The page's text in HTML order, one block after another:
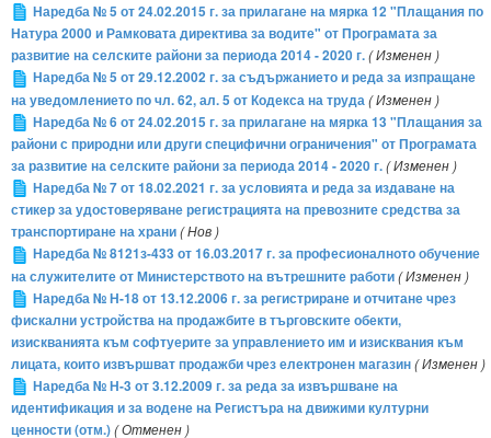
Наредба № 5 от 24.02.2015 г. за прилагане на мярка 12 "Плащания по
Натура 2000 и Рамковата директива за водите" от Програмата за
развитие на селските райони за периода 2014 - 2020 г.( Изменен )
Наредба № 5 от 29.12.2002 г. за съдържанието и реда за изпращане
на уведомлението по чл. 62, ал. 5 от Кодекса на труда( Изменен )
Наредба № 6 от 24.02.2015 г. за прилагане на мярка 13 "Плащания за
райони с природни или други специфични ограничения" от Програмата
за развитие на селските райони за периода 2014 - 2020 г.( Изменен )
Наредба № 7 от 18.02.2021 г. за условията и реда за издаване на
стикер за удостоверяване регистрацията на превозните средства за
транспортиране на храни( Нов )
Наредба № 8121з-433 от 16.03.2017 г. за професионалното обучение
на служителите от Министерството на вътрешните работи( Изменен )
Наредба № Н-18 от 13.12.2006 г. за регистриране и отчитане чрез
фискални устройства на продажбите в търговските обекти,
изискванията към софтуерите за управлението им и изисквания към
лицата, които извършват продажби чрез електронен магазин( Изменен )
Наредба № Н-3 от 3.12.2009 г. за реда за извършване на
идентификация и за водене на Регистъра на движими културни
ценности (отм.)( Отменен )